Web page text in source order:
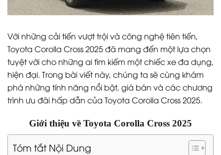
Với những cải tiến vượt trội và công nghệ tiên tiến,
Toyota Corolla Cross 2025 đã mang đến một lựa chọn
tuyệt vời cho những ai tìm kiếm một chiếc xe đa dụng,
hiện đại. Trong bài viết này, chúng ta sẽ cùng khám
phá những tính năng nổi bật, giá bán và các chương
trình ưu đãi hấp dẫn của Toyota Corolla Cross 2025.
Giới thiệu về Toyota Corolla Cross 2025
Tóm tắt Nội Dung